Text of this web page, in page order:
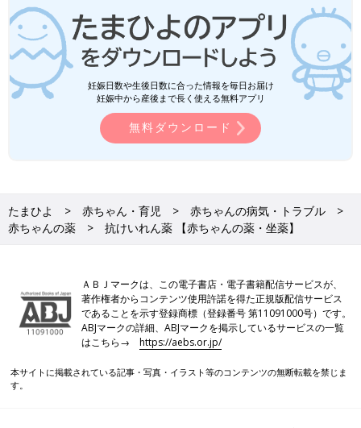
妊娠日数や生後日数に合った情報を毎日お届け
妊娠中から産後まで長く使える無料アプリ
無料ダウンロード
たまひよ 赤ちゃん・育児
赤ちゃんの病気・トラブル
赤ちゃんの薬
抗けいれん薬 【赤ちゃんの薬・坐薬】
ＡＢＪマークは、この電子書店・電子書籍配信サービスが、
著作権者からコンテンツ使用許諾を得た正規版配信サービス
であることを示す登録商標（登録番号 第11091000号）です。
ABJマークの詳細、ABJマークを掲示しているサービスの一覧
はこちら→https://aebs.or.jp/
本サイトに掲載されている記事・写真・イラスト等のコンテンツの無断転載を禁じま
す。